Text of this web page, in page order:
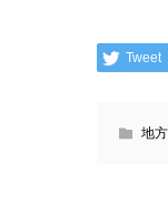
Tweet
地